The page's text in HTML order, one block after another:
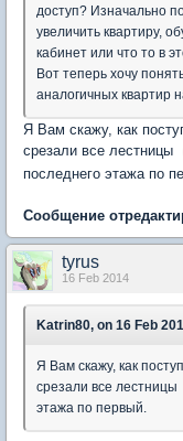
доступ? Изначально
увеличить квартиру,
кабинет или что то в
Вот теперь хочу
аналогичных квартир
Я Вам скажу, как
срезали все лестницы
последнего этажа по
Сообщение
tyrus
16 Feb 2014
Katrin80, on 16 Feb
Я Вам скажу, как
срезали все лестницы
этажа по первый.